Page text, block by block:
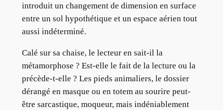
introduit un changement de dimension en surface
entre un sol hypothétique et un espace aérien tout
aussi indéterminé.
Calé sur sa chaise, le lecteur en sait-il la
métamorphose ? Est-elle le fait de la lecture ou la
précède-t-elle ? Les pieds animaliers, le dossier
dérangé en masque ou en totem au sourire peut-
être sarcastique, moqueur, mais indéniablement